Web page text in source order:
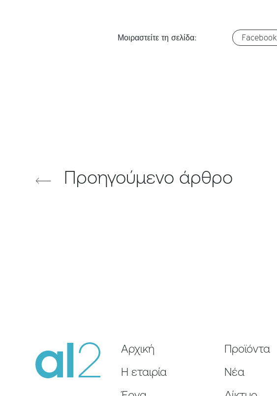
Μοιραστείτε τη σελίδα: Facebook
Προηγούμενο άρθρο
Αρχική
Προϊόντα
Η εταιρία
Nέα